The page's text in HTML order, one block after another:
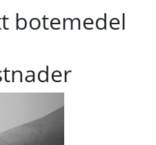
botemedel